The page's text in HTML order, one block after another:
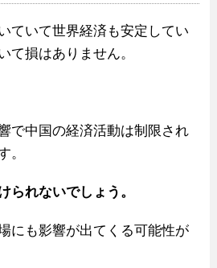
ていて世界経済も安定してい
て損はありません。
で中国の経済活動は制限され
。
られないでしょう。
にも影響が出てくる可能性が